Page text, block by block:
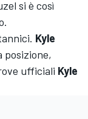
si è così
Kyle
posizione,
ufficiali Kyle